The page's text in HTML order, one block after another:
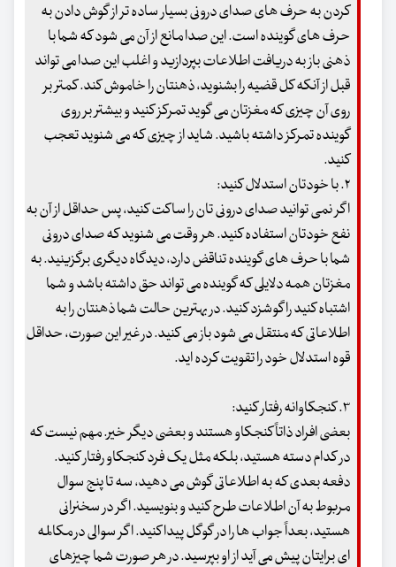
کردن به حرف های صدای درونی بسیار ساده تر از گوش دادن به
حرف های گوینده است. این صدا مانع از آن می شود که شما با
ذهنی باز به دریافت اطلاعات بپردازید و اغلب این صدا می تواند
قبل از آنکه کل قضیه را بشنوید، ذهنتان را خاموش کند. کمتر بر
روی آن چیزی که مغزتان می گوید تمرکز کنید و بیشتر بر روی
گوینده تمرکز داشته باشید. شاید از چیزی که می شنوید تعجب
کنید.
۲. با خودتان استدلال کنید:
اگر نمی توانید صدای درونی تان را ساکت کنید، پس حداقل از آن به
نفع خودتان استفاده کنید. هر وقت می شنوید که صدای درونی
شما با حرف های گوینده تناقض دارد، دیدگاه دیگری برگزینید. به
مغزتان همه دلایلی که گوینده می تواند حق داشته باشد و شما
اشتباه کنید را گوشزد کنید. در بهترین حالت شما ذهنتان را به
اطلاعاتی که منتقل می شود باز می کنید. در غیر این صورت، حداقل
قوه استدلال خود را تقویت کرده اید.
۳. کنجکاوانه رفتار کنید:
بعضی افراد ذاتاً کنجکاو هستند و بعضی دیگر خیر. مهم نیست که
در کدام دسته هستید، بلکه مثل یک فرد کنجکاو رفتار کنید.
دفعه بعدی که به اطلاعاتی گوش می دهید، سه تا پنج سوال
مربوط به آن اطلاعات طرح کنید و بنویسید. اگر در سخنرانی
هستید، بعداً جواب ها را در گوگل پیدا کنید. اگر سوالی در مکالمه
ای برایتان پیش می آید از او بپرسید. در هر صورت شما چیزهای